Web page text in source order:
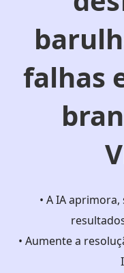
falhas
• A IA
• Aumente a